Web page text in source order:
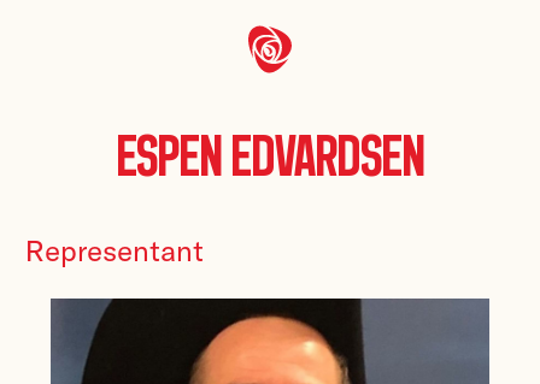
Espen Edvardsen
Representant